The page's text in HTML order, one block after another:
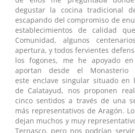
degustar la cocina tradicional
escapando del compromiso de
establecimientos de calidad
Comunidad, algunos
apertura, y todos fervientes
los fogones, me he apoyado
aportan desde el
este enclave singular situado en
de Calatayud, nos proponen
cinco sentidos a través de una
más representativos de Aragón.
dejan muchos y muy
Ternasco, pero nos podrían